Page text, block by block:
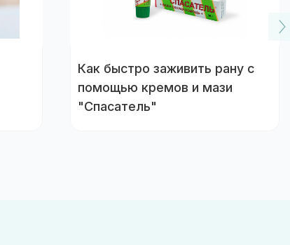
Как быстро заживить рану с
помощью кремов и мази
"Спасатель"